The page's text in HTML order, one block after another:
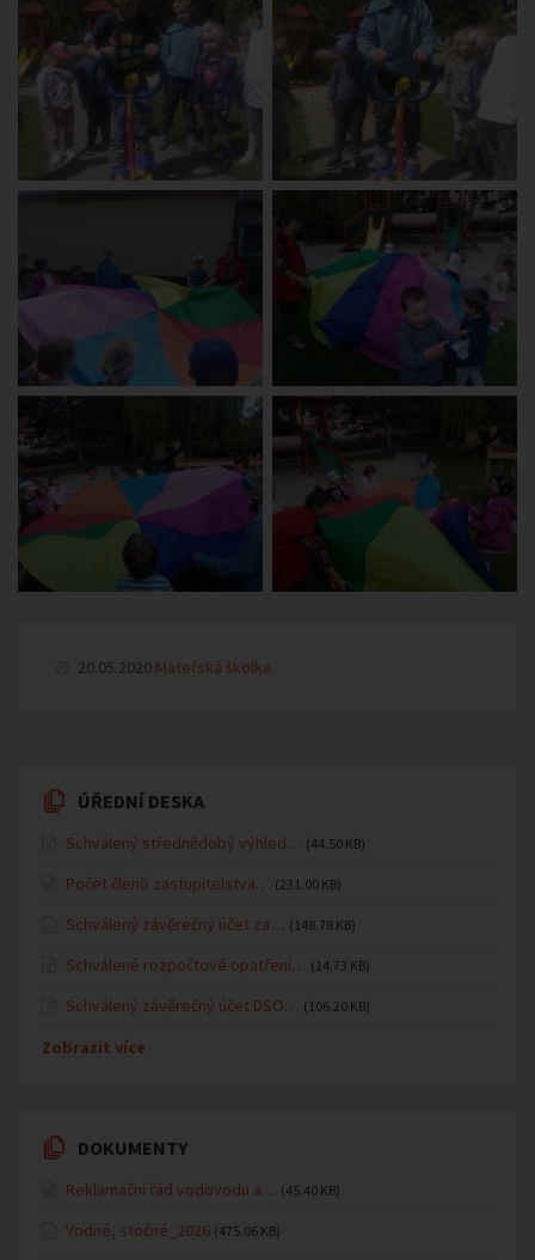
20.05.2020 Mateřská školka
ÚŘEDNÍ DESKA
Schválený střednědobý výhled… (44.50 KB)
Počet členů zastupitelstva… (231.00 KB)
Schválený závěrečný účet za… (148.78 KB)
Schválené rozpočtové opatření… (14.73 KB)
Schválený závěrečný účet DSO… (106.20 KB)
Zobrazit více
DOKUMENTY
Reklamační řád vodovodu a… (45.40 KB)
Vodné, stočné_2026 (475.06 KB)